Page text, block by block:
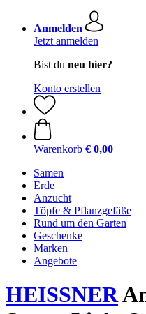
Anmelden
Jetzt anmelden
Bist du neu hier?
Konto erstellen
Warenkorb € 0,00
Samen
Erde
Anzucht
Töpfe & Pflanzgefäße
Rund um den Garten
Geschenke
Marken
Angebote
HEISSNER